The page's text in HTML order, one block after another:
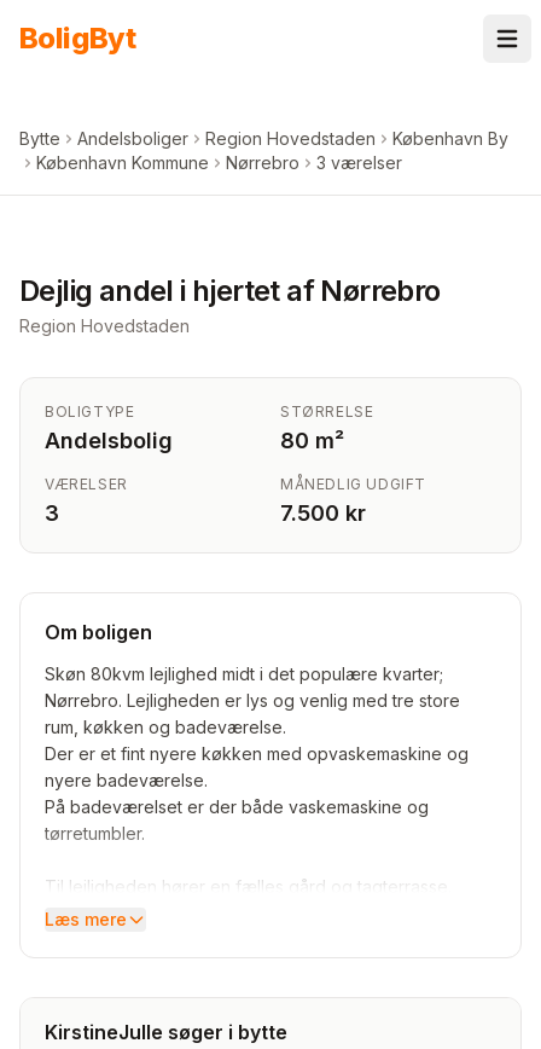
BoligByt
Bytte Andelsboliger Region Hovedstaden
København By
København Kommune
Nørrebro 3 værelser
Dejlig andel i hjertet af Nørrebro
Region Hovedstaden
BOLIGTYPE
Andelsbolig
STØRRELSE
80 m²
VÆRELSER
3
MÅNEDLIG UDGIFT
7.500 kr
Om boligen
Skøn 80kvm lejlighed midt i det populære kvarter;
Nørrebro. Lejligheden er lys og venlig med tre store
rum, køkken og badeværelse.
Der er et fint nyere køkken med opvaskemaskine og
nyere badeværelse.
På badeværelset er der både vaskemaskine og
tørretumbler.
Til lejligheden hører en fælles gård og tagterrasse.
Sidstnævnte har en fantastisk udsigt over den røde
Der er netop bygget taglejligheder, som man kan købe
snart, således at lejligheden bliver i to etager.
Læs mere
KirstineJulle søger i bytte